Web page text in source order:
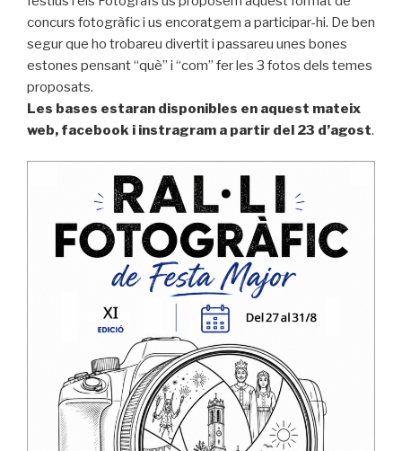
concurs fotogràfic i us encoratgem a participar-hi. De ben
segur que ho trobareu divertit i passareu unes bones
estones pensant “què” i “com” fer les 3 fotos dels temes
proposats.
Les bases estaran disponibles en aquest mateix
web, facebook i instragram a partir del 23 d’agost.